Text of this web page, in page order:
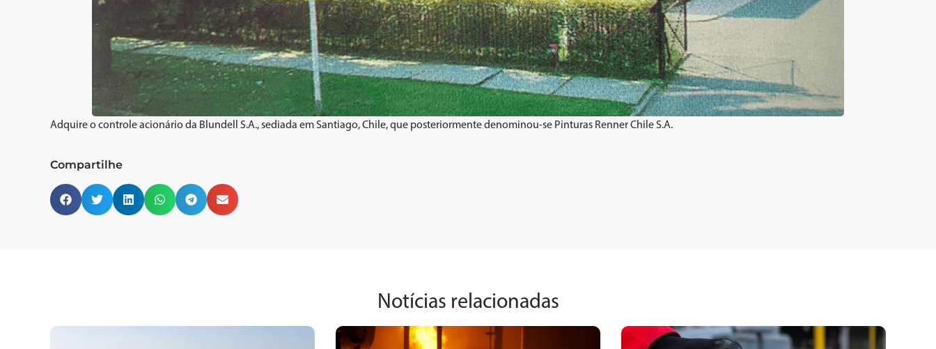
Adquire o controle acionário da Blundell S.A., sediada em Santiago, Chile, que posteriormente denominou-se Pinturas Renner Chile S.A.
Compartilhe
Notícias relacionadas